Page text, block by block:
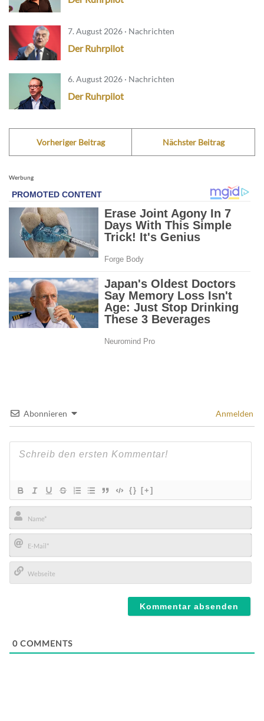
7. August 2026 · Nachrichten
Der Ruhrpilot
6. August 2026 · Nachrichten
Der Ruhrpilot
Vorheriger Beitrag Nächster Beitrag
Werbung
Abonnieren Anmelden
{} [+]
Name*
E-
Mail*
0 COMMENTS